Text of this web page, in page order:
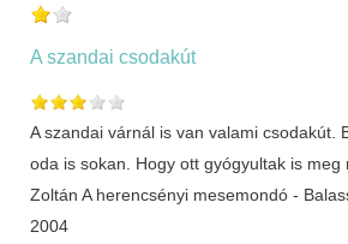
A szandai csodakút
A szandai várnál is van valami csodakút.
oda is sokan. Hogy ott gyógyultak is
Zoltán A herencsényi mesemondó -
2004